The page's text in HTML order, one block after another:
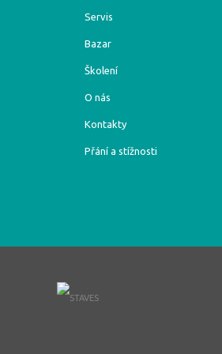
Servis
Bazar
Školení
O nás
Kontakty
Přání a stížnosti